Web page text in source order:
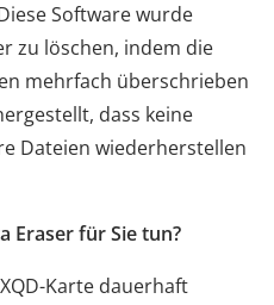
Software wurde
zu löschen, indem die
mehrfach überschrieben
dass keine
Dateien wiederherstellen
Eraser für Sie tun?
Karte dauerhaft